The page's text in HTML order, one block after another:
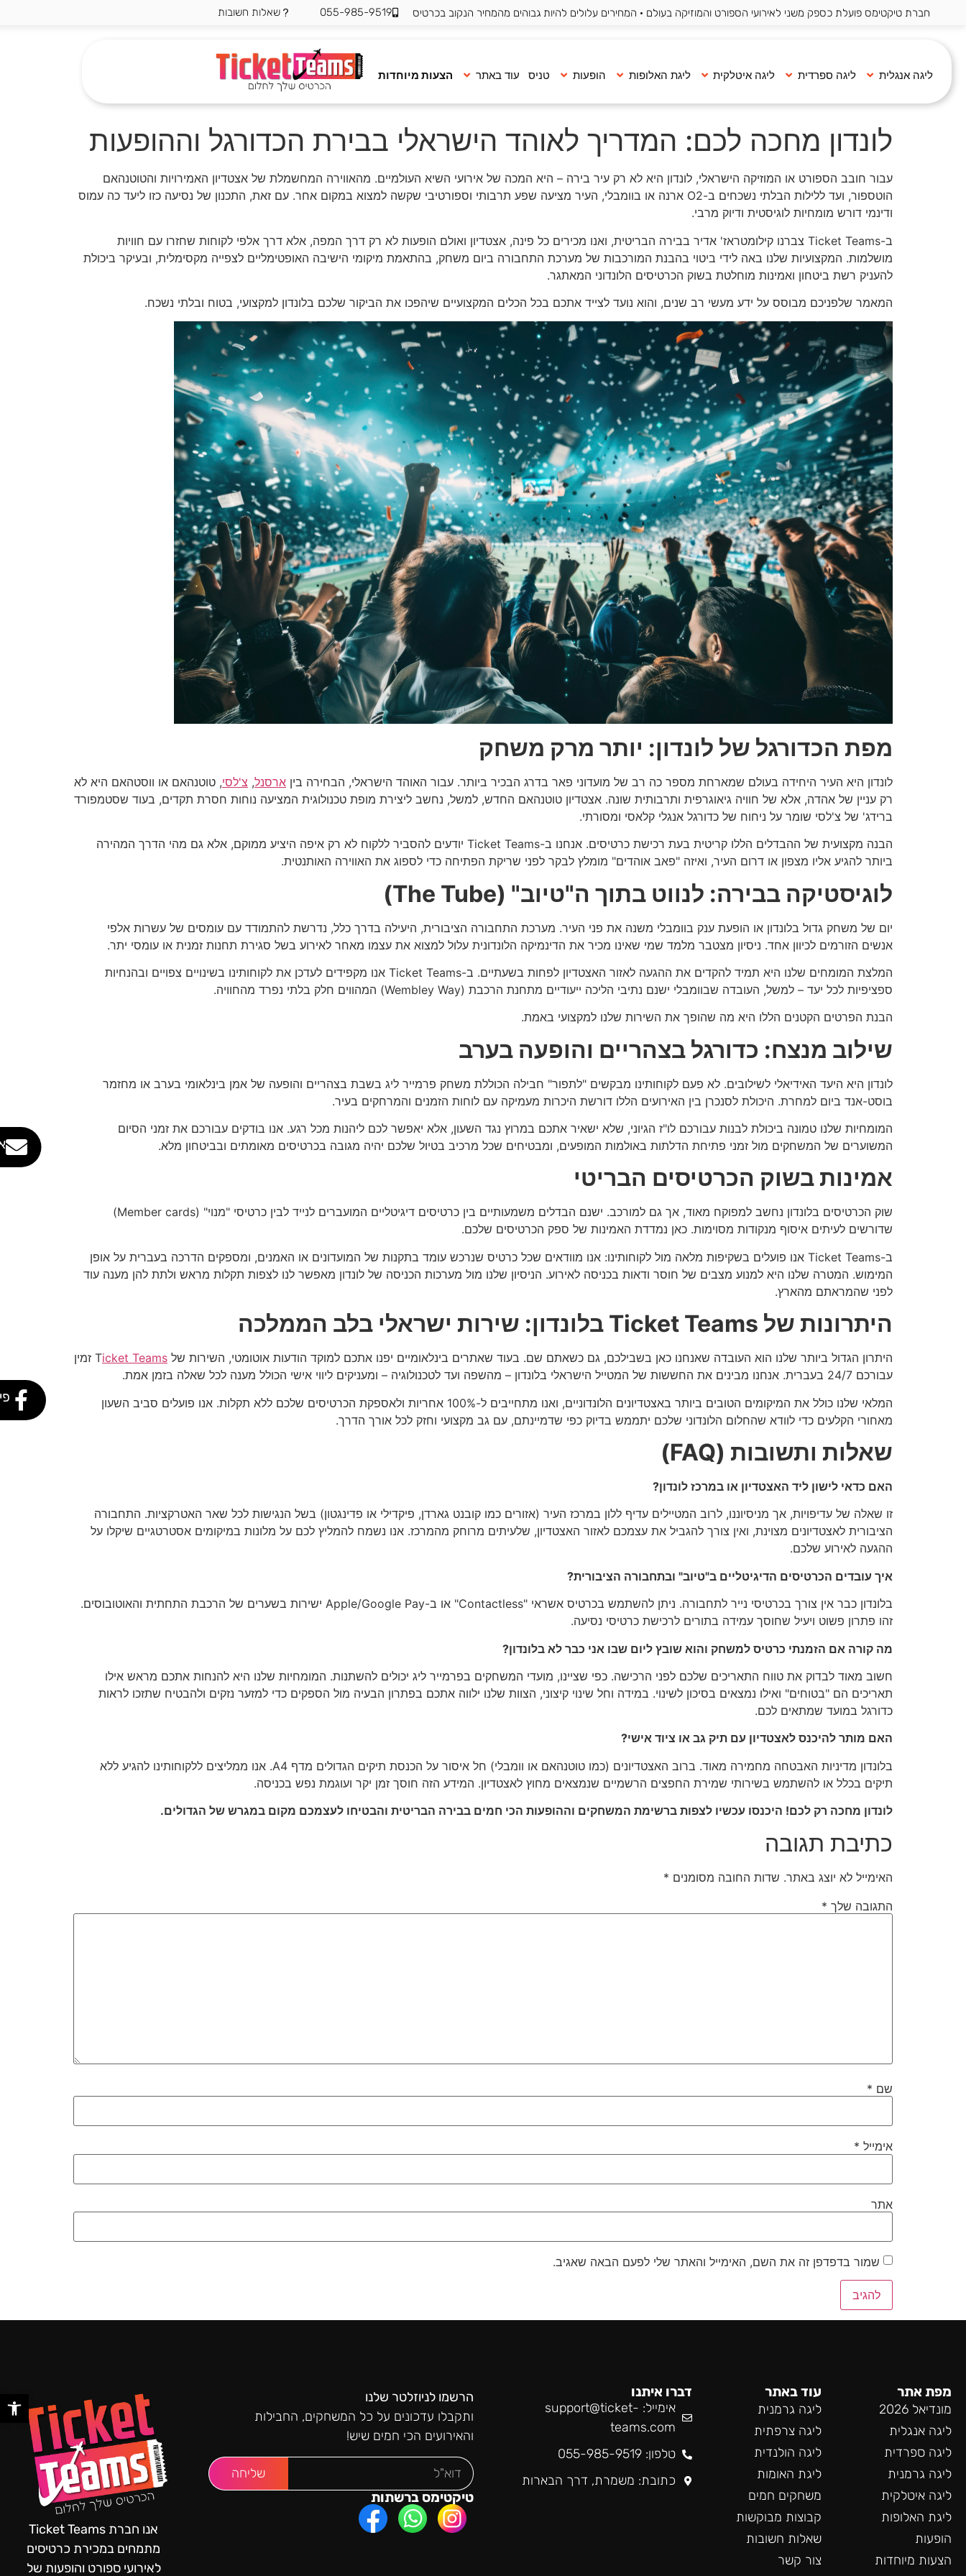
חברת טיקטימס פועלת כספק משני לאירועי הספורט והמוזיקה בעולם · המחירים עלולים להיות גבוהים מהמחיר הנקוב בכרטיס 055-985-9519 שאלות חשובות
ליגה אנגלית ליגה ספרדית ליגה איטלקית ליגת האלופות הופעות טניס עוד באתר הצעות מיוחדות
לונדון מחכה לכם: המדריך לאוהד הישראלי בבירת הכדורגל וההופעות
עבור חובב הספורט או המוזיקה הישראלי, לונדון היא לא רק עיר בירה – היא המכה של אירועי השיא העולמיים. מהאווירה המחשמלת של אצטדיון האמירויות והטוטנהאם
הוטספור, ועד ללילות הבלתי נשכחים ב-O2 ארנה או בוומבלי, העיר מציעה שפע תרבותי וספורטיבי שקשה למצוא במקום אחר. עם זאת, התכנון של נסיעה כזו ליעד כה עמוס
ודינמי דורש מומחיות לוגיסטית ודיוק מרבי.
ב-Ticket Teams צברנו קילומטראז' אדיר בבירה הבריטית, ואנו מכירים כל פינה, אצטדיון ואולם הופעות לא רק דרך המפה, אלא דרך אלפי לקוחות שחזרו עם חוויות
מושלמות. המקצועיות שלנו באה לידי ביטוי בהבנת המורכבות של מערכת התחבורה ביום משחק, בהתאמת מיקומי הישיבה האופטימליים לצפייה מקסימלית, ובעיקר ביכולת
להעניק רשת ביטחון ואמינות מוחלטת בשוק הכרטיסים הלונדוני המאתגר.
המאמר שלפניכם מבוסס על ידע מעשי רב שנים, והוא נועד לצייד אתכם בכל הכלים המקצועיים שיהפכו את הביקור שלכם בלונדון למקצועי, בטוח ובלתי נשכח.
מפת הכדורגל של לונדון: יותר מרק משחק
לונדון היא העיר היחידה בעולם שמארחת מספר כה רב של מועדוני פאר בדרג הבכיר ביותר. עבור האוהד הישראלי, הבחירה בין ארסנל, צ'לסי, טוטנהאם או ווסטהאם היא לא
רק עניין של אהדה, אלא של חוויה גיאוגרפית ותרבותית שונה. אצטדיון טוטנהאם החדש, למשל, נחשב ליצירת מופת טכנולוגית המציעה נוחות חסרת תקדים, בעוד שסטמפורד
ברידג' של צ'לסי שומר על ניחוח של כדורגל אנגלי קלאסי ומסורתי.
הבנה מקצועית של ההבדלים הללו קריטית בעת רכישת כרטיסים. אנחנו ב-Ticket Teams יודעים להסביר ללקוח לא רק איפה היציע ממוקם, אלא גם מהי הדרך המהירה
ביותר להגיע אליו מצפון או דרום העיר, ואיזה "פאב אוהדים" מומלץ לבקר לפני שריקת הפתיחה כדי לספוג את האווירה האותנטית.
לוגיסטיקה בבירה: לנווט בתוך ה"טיוב" (The Tube)
יום של משחק גדול בלונדון או הופעת ענק בוומבלי משנה את פני העיר. מערכת התחבורה הציבורית, היעילה בדרך כלל, נדרשת להתמודד עם עומסים של עשרות אלפי
אנשים הזורמים לכיוון אחד. ניסיון מצטבר מלמד שמי שאינו מכיר את הדינמיקה הלונדונית עלול למצוא את עצמו מאחר לאירוע בשל סגירת תחנות זמנית או עומסי יתר.
המלצת המומחים שלנו היא תמיד להקדים את ההגעה לאזור האצטדיון לפחות בשעתיים. ב-Ticket Teams אנו מקפידים לעדכן את לקוחותינו בשינויים צפויים ובהנחיות
ספציפיות לכל יעד – למשל, העובדה שבוומבלי ישנם נתיבי הליכה ייעודיים מתחנת הרכבת (Wembley Way) המהווים חלק בלתי נפרד מהחוויה.
הבנת הפרטים הקטנים הללו היא מה שהופך את השירות שלנו למקצועי באמת.
שילוב מנצח: כדורגל בצהריים והופעה בערב
לונדון היא היעד האידיאלי לשילובים. לא פעם לקוחותינו מבקשים "לתפור" חבילה הכוללת משחק פרמייר ליג בשבת בצהריים והופעה של אמן בינלאומי בערב או מחזמר
בוסט-אנד ביום למחרת. היכולת לסנכרן בין האירועים הללו דורשת היכרות מעמיקה עם לוחות הזמנים והמרחקים בעיר.
המומחיות שלנו טמונה ביכולת לבנות עבורכם לו"ז הגיוני, שלא ישאיר אתכם במרוץ נגד השעון, אלא יאפשר לכם ליהנות מכל רגע. אנו בודקים עבורכם את זמני הסיום
המשוערים של המשחקים מול זמני פתיחת הדלתות באולמות המופעים, ומבטיחים שכל מרכיב בטיול שלכם יהיה מגובה בכרטיסים מאומתים ובביטחון מלא.
אמינות בשוק הכרטיסים הבריטי
שוק הכרטיסים בלונדון נחשב למפוקח מאוד, אך גם למורכב. ישנם הבדלים משמעותיים בין כרטיסים דיגיטליים המועברים לנייד לבין כרטיסי "מנוי" (Member cards)
שדורשים לעיתים איסוף מנקודות מסוימות. כאן נמדדת האמינות של ספק הכרטיסים שלכם.
ב-Ticket Teams אנו פועלים בשקיפות מלאה מול לקוחותינו: אנו מוודאים שכל כרטיס שנרכש עומד בתקנות של המועדונים או האמנים, ומספקים הדרכה בעברית על אופן
המימוש. המטרה שלנו היא למנוע מצבים של חוסר ודאות בכניסה לאירוע. הניסיון שלנו מול מערכות הכניסה של לונדון מאפשר לנו לצפות תקלות מראש ולתת להן מענה עוד
לפני שהמראתם מהארץ.
היתרונות של Ticket Teams בלונדון: שירות ישראלי בלב הממלכה
היתרון הגדול ביותר שלנו הוא העובדה שאנחנו כאן בשבילכם, גם כשאתם שם. בעוד שאתרים בינלאומיים יפנו אתכם למוקד הודעות אוטומטי, השירות של T icket Teams
זמין
עבורכם 24/7 בעברית. אנחנו מבינים את החששות של המטייל הישראלי בלונדון – מהשפה ועד לטכנולוגיה – ומעניקים ליווי אישי הכולל מענה לכל שאלה בזמן אמת.
המלאי שלנו כולל את המיקומים הטובים ביותר באצטדיונים הלונדוניים, ואנו מתחייבים ל-100% אחריות ולאספקת הכרטיסים שלכם ללא תקלות. אנו פועלים סביב השעון
מאחורי הקלעים כדי לוודא שהחלום הלונדוני שלכם יתממש בדיוק כפי שדמיינתם, עם גב מקצועי וחזק לכל אורך הדרך.
שאלות ותשובות (FAQ)
האם כדאי לישון ליד האצטדיון או במרכז לונדון?
זו שאלה של עדיפויות, אך מניסיוננו, לרוב המטיילים עדיף ללון במרכז העיר (אזורים כמו קובנט גארדן, פיקדילי או פדינגטון) בשל הנגישות לכל שאר האטרקציות. התחבורה
הציבורית לאצטדיונים מצוינת, ואין צורך להגביל את עצמכם לאזור האצטדיון, שלעיתים מרוחק מהמרכז. אנו נשמח להמליץ לכם על מלונות במיקומים אסטרטגיים שיקלו על
ההגעה לאירוע שלכם.
איך עובדים הכרטיסים הדיגיטליים ב"טיוב" ובתחבורה הציבורית?
בלונדון כבר אין צורך בכרטיסי נייר לתחבורה. ניתן להשתמש בכרטיס אשראי "Contactless" או ב-Apple/Google Pay ישירות בשערים של הרכבת התחתית והאוטובוסים.
זהו פתרון פשוט ויעיל שחוסך עמידה בתורים לרכישת כרטיסי נסיעה.
מה קורה אם הזמנתי כרטיס למשחק והוא שובץ ליום שבו אני כבר לא בלונדון?
חשוב מאוד לבדוק את טווח התאריכים שלכם לפני הרכישה. כפי שציינו, מועדי המשחקים בפרמייר ליג יכולים להשתנות. המומחיות שלנו היא להנחות אתכם מראש אילו
תאריכים הם "בטוחים" ואילו נמצאים בסיכון לשינוי. במידה וחל שינוי קיצוני, הצוות שלנו ילווה אתכם בפתרון הבעיה מול הספקים כדי למזער נזקים ולהבטיח שתזכו לראות
כדורגל במועד שמתאים לכם.
האם מותר להיכנס לאצטדיון עם תיק גב או ציוד אישי?
בלונדון מדיניות האבטחה מחמירה מאוד. ברוב האצטדיונים (כמו טוטנהאם או וומבלי) חל איסור על הכנסת תיקים הגדולים מדף A4. אנו ממליצים ללקוחותינו להגיע ללא
תיקים בכלל או להשתמש בשירותי שמירת החפצים הרשמיים שנמצאים מחוץ לאצטדיון. המידע הזה חוסך זמן יקר ועוגמת נפש בכניסה.
לונדון מחכה רק לכם! היכנסו עכשיו לצפות ברשימת המשחקים וההופעות הכי חמים בבירה הבריטית והבטיחו לעצמכם מקום במגרש של הגדולים.
כתיבת תגובה
האימייל לא יוצג באתר. שדות החובה מסומנים *
התגובה שלך *
שם *
אימייל *
אתר
שמור בדפדפן זה את השם, האימייל והאתר שלי לפעם הבאה שאגיב.
מפת אתר
מונדיאל 2026
ליגה אנגלית
ליגה ספרדית
ליגה גרמנית
ליגה איטלקית
ליגת האלופות
הופעות
הצעות מיוחדות
עוד באתר
ליגה גרמנית
ליגה צרפתית
ליגה הולנדית
ליגת האומות
משחקים חמים
קבוצות מבוקשות
שאלות חשובות
צור קשר
דברו איתנו
אימייל: support@ticket-
teams.com
טלפון: 055-985-9519
כתובת: משמרת, דרך הבארות
הרשמו לניוזלטר שלנו
ותקבלו עדכונים על כל המשחקים, החבילות
והאירועים הכי חמים שיש!
שליחה
טיקטימס ברשתות
אנו חברת Ticket Teams
מתמחים במכירת כרטיסים
לאירועי ספורט והופעות של
פתח